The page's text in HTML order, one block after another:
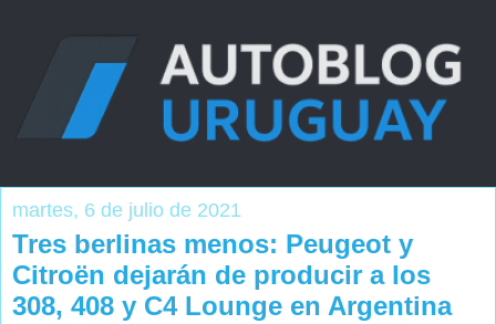
martes, 6 de julio de 2021
Tres berlinas menos: Peugeot y
Citroën dejarán de producir a los
308, 408 y C4 Lounge en Argentina